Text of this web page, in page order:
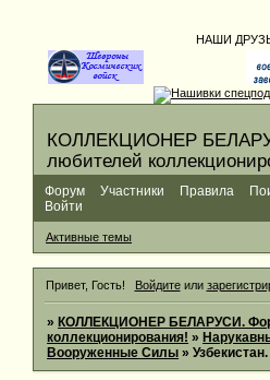
НАШИ
КОЛЛЕКЦИОНЕР
любителей
Форум Участники Правила
Войти
Активные темы
Привет, Гость! Войдитеили
»КОЛЛЕКЦИОНЕР БЕЛАРУСИ.
коллекционирования! »
Вооруженные Силы »